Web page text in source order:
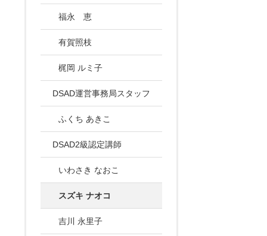
福永 恵
有賀照枝
梶岡 ルミ子
DSAD運営事務局スタッフ
ふくち あきこ
DSAD2級認定講師
いわさき なおこ
スズキ ナオコ
吉川 永里子